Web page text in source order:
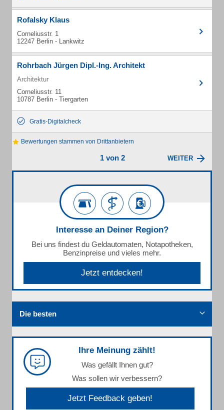
Rofalsky Klaus
Corneliusstr. 1
12247 Berlin - Lankwitz
Rohrbach Jürgen Dipl.-Ing. Architekt
Architektur
Corneliusstr. 11
10787 Berlin - Tiergarten
Gratis-Digitalcheck
Bewertungen stammen von Drittanbietern
1 von 2 WEITER
Interesse an Deiner Region?
Bei uns findest du Geldautomaten, Notapotheken,
Benzinpreise und vieles mehr.
Jetzt entdecken!
Die besten
Ihre Meinung zählt!
Was gefällt Ihnen gut?
Was sollen wir verbessern?
Jetzt Feedback geben!